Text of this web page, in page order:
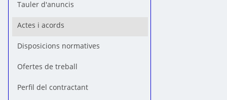
Tauler d'anuncis
Actes i acords
Disposicions normatives
Ofertes de treball
Perfil del contractant